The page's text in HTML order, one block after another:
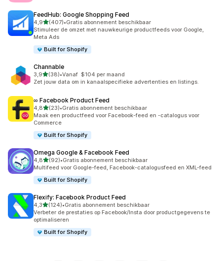
FeedHub: Google Shopping Feed
4,9van 5 sterren
(407)
407 recensies in totaal
•Gratis abonnement beschikbaar
Stimuleer de omzet met nauwkeurige productfeeds voor Google,
Meta Ads
Built for Shopify
Channable
3,9van 5 sterren
(38)
38 recensies in totaal
•Vanaf $104 per maand
Zet jouw data om in kanaalspecifieke advertenties en listings.
∞ Facebook Product Feed
4,8van 5 sterren
(23)
23 recensies in totaal
•Gratis abonnement beschikbaar
Maak een productfeed voor Facebook-feed en -catalogus voor
Commerce
Built for Shopify
Omega Google & Facebook Feed
4,8van 5 sterren
(92)
92 recensies in totaal
•Gratis abonnement beschikbaar
Multifeed voor Google-feed, Facebook-catalogusfeed en XML-feed
Built for Shopify
Flexify: Facebook Product Feed
4,3van 5 sterren
(124)
124 recensies in totaal
•Gratis abonnement beschikbaar
Verbeter de prestaties op Facebook/Insta door productgegevens te
optimaliseren
Built for Shopify